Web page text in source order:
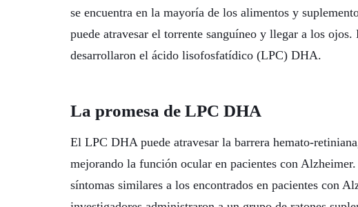
se encuentra en la mayoría de los alimentos y
puede atravesar el torrente sanguíneo y llegar a los
desarrollaron el ácido lisofosfatídico (LPC) DHA.
La promesa de LPC DHA
El LPC DHA puede atravesar la barrera hemato-
mejorando la función ocular en pacientes con
síntomas similares a los encontrados en pacientes con